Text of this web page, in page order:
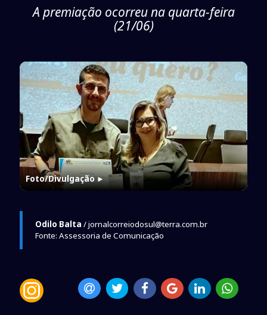
A premiação ocorreu na quarta-feira
(21/06)
Foto/Divulgação►
Odilo Balta / jornalcorreiodosul@terra.com.br
Fonte: Assessoria de Comunicação